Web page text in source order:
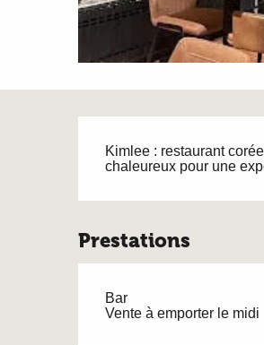
Kimlee : restaurant
chaleureux pour une
Prestations
Bar
Vente à emporter le midi